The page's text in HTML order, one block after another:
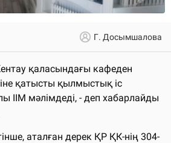
Г. Досымшалова
қаласындағы кафеден
қатысты қылмыстық іс
ІІМ мәлімдеді, - деп хабарлайды
аталған дерек ҚР ҚК-нің 304-